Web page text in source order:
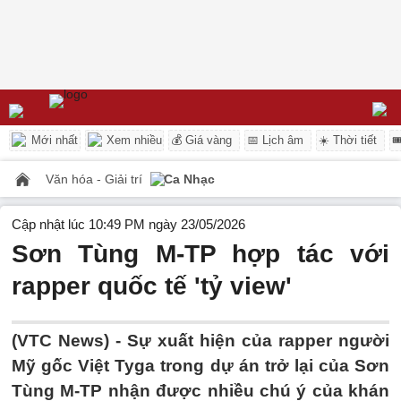
Mới nhất Xem nhiều 💰 Giá vàng 📅 Lịch âm ☀️ Thời tiết
Văn hóa - Giải trí Ca Nhạc
Cập nhật lúc 10:49 PM ngày 23/05/2026
Sơn Tùng M-TP hợp tác với
rapper quốc tế 'tỷ view'
(VTC News) - Sự xuất hiện của rapper người
Mỹ gốc Việt Tyga trong dự án trở lại của Sơn
Tùng M-TP nhận được nhiều chú ý của khán